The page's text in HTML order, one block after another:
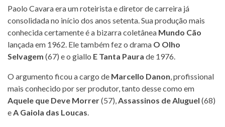
Paolo Cavara era um roteirista e diretor de carreira já
consolidada no início dos anos setenta. Sua produção mais
conhecida certamente é a bizarra coletânea Mundo Cão
lançada em 1962. Ele também fez o drama O Olho
Selvagem (67) e o giallo E Tanta Paura de 1976.
O argumento ficou a cargo de Marcello Danon, profissional
mais conhecido por ser produtor, tanto desse como em
Aquele que Deve Morrer(57),Assassinos de Aluguel (68)
eA Gaiola das Loucas.